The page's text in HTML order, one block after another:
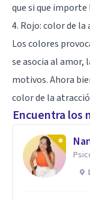
que si que
4. Rojo: color de
Los colores
se asocia al amor,
motivos. Ahora
color de la
Encuentra los